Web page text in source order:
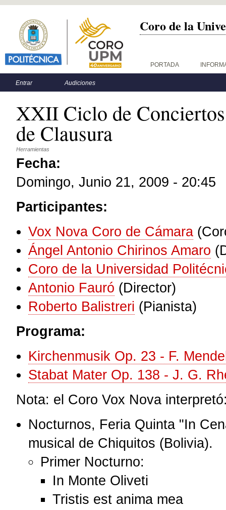
Coro de la
Menú principal PORTADA
Menú secundario
Entrar Audiciones
XXII Ciclo de
de Clausura
Herramientas
Fecha:
Domingo, Junio 21, 2009 - 20:45
Participantes:
Vox Nova Coro de Cámara
Ángel Antonio Chirinos Amaro
Coro de la Universidad
Antonio Fauró (Director)
Roberto Balistreri (Pianista)
Programa:
Kirchenmusik Op. 23 - F.
Stabat Mater Op. 138 - J. G.
Nota: el Coro Vox Nova
Nocturnos, Feria Quinta "In
musical de Chiquitos (Bolivia).
Primer Nocturno:
In Monte Oliveti
Tristis est anima mea